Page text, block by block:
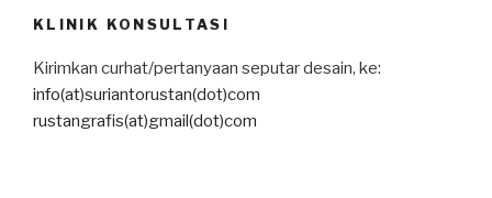
KLINIK KONSULTASI
Kirimkan curhat/pertanyaan seputar desain, ke:
info(at)suriantorustan(dot)com
rustangrafis(at)gmail(dot)com